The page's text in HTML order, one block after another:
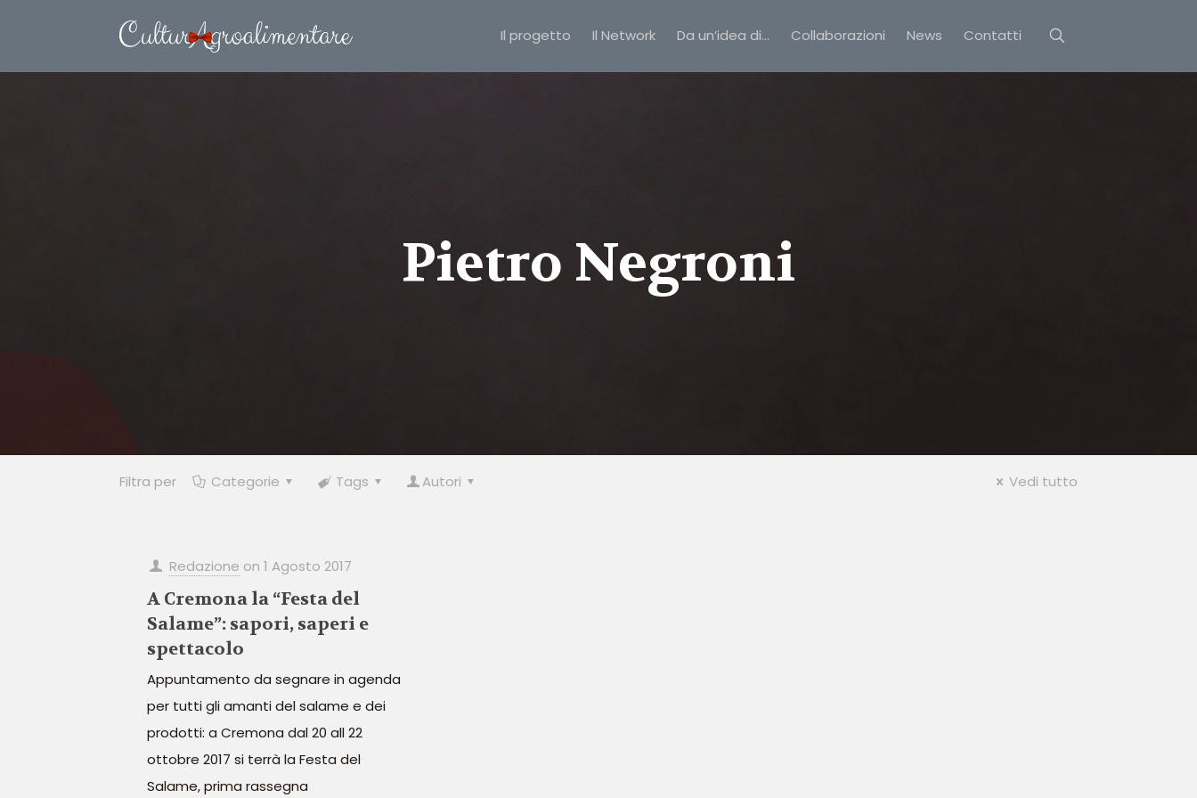
Il progetto Il Network Da un’idea di… Collaborazioni News Contatti
Pietro Negroni
Filtra per Categorie Tags Autori Vedi tutto
Redazione on 1 Agosto 2017
A Cremona la “Festa del
Salame”: sapori, saperi e
spettacolo
Appuntamento da segnare in agenda
per tutti gli amanti del salame e dei
prodotti: a Cremona dal 20 all 22
ottobre 2017 si terrà la Festa del
Salame, prima rassegna